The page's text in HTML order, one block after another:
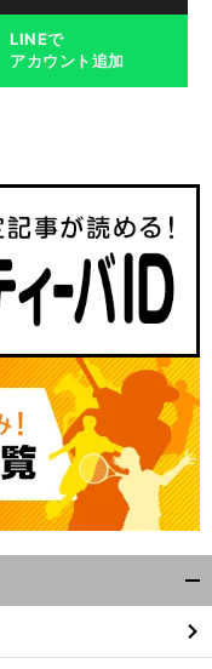
前
へ
LINEで
アカウント追加
閉